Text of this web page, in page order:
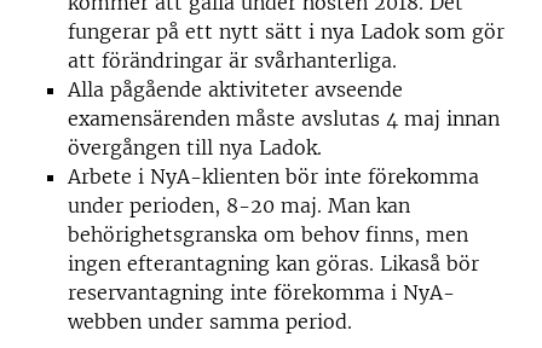
fungerar på ett nytt sätt i nya Ladok som gör
att förändringar är svårhanterliga.
Alla pågående aktiviteter avseende
examensärenden måste avslutas 4 maj innan
övergången till nya Ladok.
Arbete i NyA-klienten bör inte förekomma
under perioden, 8-20 maj. Man kan
behörighetsgranska om behov finns, men
ingen efterantagning kan göras. Likaså bör
reservantagning inte förekomma i NyA-
webben under samma period.